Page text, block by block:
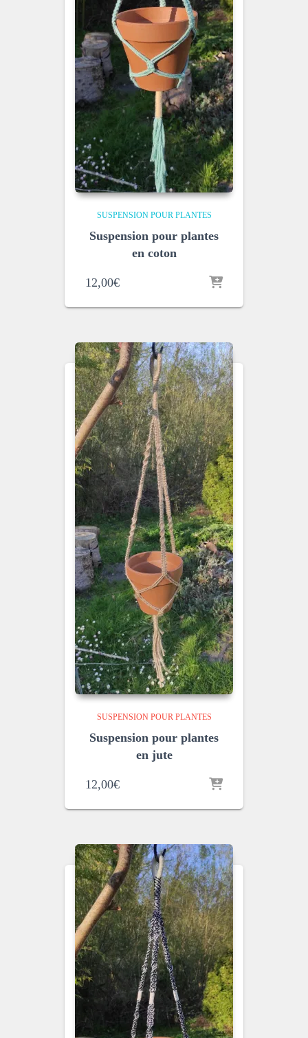
SUSPENSION POUR PLANTES
Suspension pour plantes
en coton
12,00€
SUSPENSION POUR PLANTES
Suspension pour plantes
en jute
12,00€